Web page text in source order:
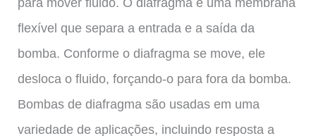
flexível que separa a entrada e a saída da
bomba. Conforme o diafragma se move, ele
desloca o fluido, forçando-o para fora da bomba.
Bombas de diafragma são usadas em uma
variedade de aplicações, incluindo resposta a